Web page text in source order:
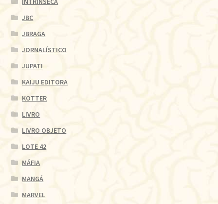
JBC
JBRAGA
JORNALÍSTICO
JUPATI
KAIJU EDITORA
KOTTER
LIVRO
LIVRO OBJETO
LOTE 42
MÁFIA
MANGÁ
MARVEL